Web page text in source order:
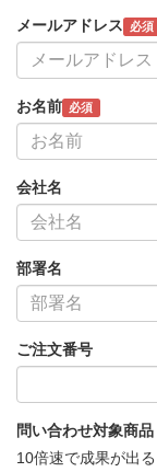
メールアドレス 必須
お名前 必須
会社名
部署名
ご注文番号
問い合わせ対象商品
10倍速で成果が出